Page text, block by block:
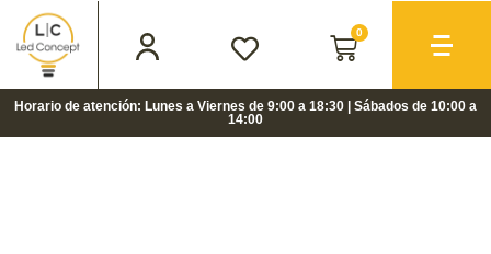
0
Horario de atención: Lunes a Viernes de 9:00 a 18:30 | Sábados de 10:00 a
14:00